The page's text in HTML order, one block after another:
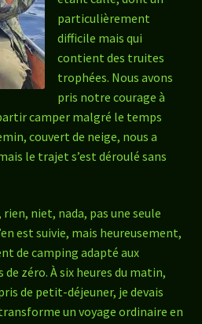
particulièrement
difficile mais qui
contient des truites
trophées. Nous avons
pris notre courage à
camper malgré le temps
couvert de neige, nous a
le trajet s’est déroulé sans
niet, nada, pas une seule
est suivie, mais heureusement,
de camping adapté aux
zéro. À six heures du matin,
de petit-déjeuner, je devais
un voyage ordinaire en